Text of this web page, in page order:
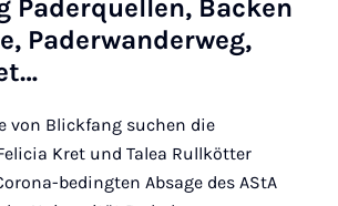
Pader­quel­len, Back­en
Pader­wander­weg,
von Blickfang suchen die
Kret und Talea Rullkötter
bedingten Absage des AStA